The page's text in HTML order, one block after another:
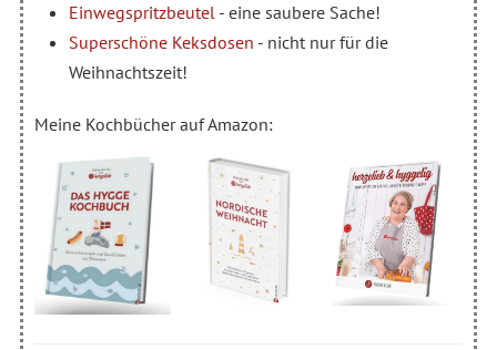
Einwegspritzbeutel- eine saubere Sache!
Superschöne Keksdosen - nicht nur für die
Weihnachtszeit!
Meine Kochbücher auf Amazon: